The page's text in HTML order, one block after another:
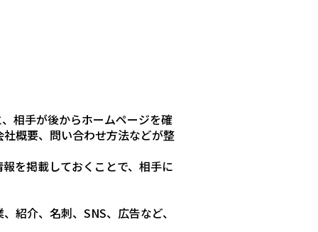
相手が後からホームページを確
概要、問い合わせ方法などが整
を掲載しておくことで、相手に
紹介、名刺、SNS、広告など、